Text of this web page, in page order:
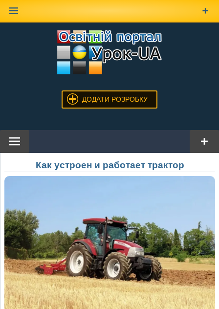
ДОДАТИ РОЗРОБКУ
Как устроен и работает трактор